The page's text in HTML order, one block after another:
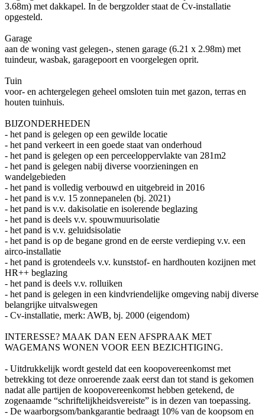
3.68m) met dakkapel. In de bergzolder staat de Cv-installatie
opgesteld.
Garage
aan de woning vast gelegen-, stenen garage (6.21 x 2.98m) met
tuindeur, wasbak, garagepoort en voorgelegen oprit.
Tuin
voor- en achtergelegen geheel omsloten tuin met gazon, terras en
houten tuinhuis.
BIJZONDERHEDEN
- het pand is gelegen op een gewilde locatie
- het pand verkeert in een goede staat van onderhoud
- het pand is gelegen op een perceeloppervlakte van 281m2
- het pand is gelegen nabij diverse voorzieningen en
wandelgebieden
- het pand is volledig verbouwd en uitgebreid in 2016
- het pand is v.v. 15 zonnepanelen (bj. 2021)
- het pand is v.v. dakisolatie en isolerende beglazing
- het pand is deels v.v. spouwmuurisolatie
- het pand is v.v. geluidsisolatie
- het pand is op de begane grond en de eerste verdieping v.v. een
airco-installatie
- het pand is grotendeels v.v. kunststof- en hardhouten kozijnen met
HR++ beglazing
- het pand is deels v.v. rolluiken
- het pand is gelegen in een kindvriendelijke omgeving nabij diverse
belangrijke uitvalswegen
- Cv-installatie, merk: AWB, bj. 2000 (eigendom)
INTERESSE? MAAK DAN EEN AFSPRAAK MET
WAGEMANS WONEN VOOR EEN BEZICHTIGING.
- Uitdrukkelijk wordt gesteld dat een koopovereenkomst met
betrekking tot deze onroerende zaak eerst dan tot stand is gekomen
nadat alle partijen de koopovereenkomst hebben getekend, de
zogenaamde “schriftelijkheidsvereiste” is in dezen van toepassing.
- De waarborgsom/bankgarantie bedraagt 10% van de koopsom en